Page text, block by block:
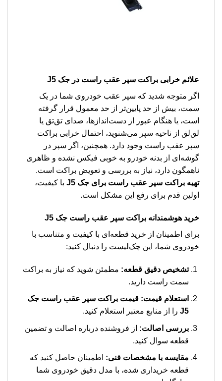
علائم خرابی براکت سپر عقب راست در جک J5
اگر متوجه شدید که سپر عقب خودروی شما در یک
سمت، بیش از حد پایین‌تر از حد معمول قرار گرفته
است، یا هنگام عبور از دست‌اندازها، صدای تق‌تق یا
لق‌لق از ناحیه سپر می‌شنوید، احتمال خرابی براکت
سپر عقب راست وجود دارد. همچنین، اگر سپر در
گوشه‌ای از بدنه خودرو به خوبی فیکس نشده و ظاهری
ناهمگون دارد، نیاز به بررسی و تعویض براکت است.
تهیه براکت سپر عقب راست برای جک J5
با کیفیت،
اولین قدم برای رفع این مشکل است.
خرید هوشمندانه براکت سپر عقب راست جک J5
برای اطمینان از خرید قطعه‌ای با کیفیت و متناسب با
خودروی شما، این چک‌لیست را دنبال کنید:
تشخیص دقیق قطعه: مطمئن شوید که نیاز به براکت
سمت راست دارید.
استعلام قیمت: قیمت براکت سپر عقب راست جک
J5را از منابع معتبر استعلام کنید.
بررسی اصالت: از فروشنده درباره اصالت و تضمین
قطعه سوال کنید.
مقایسه با مشخصات فنی: اطمینان حاصل کنید که
قطعه خریداری شده، با مدل دقیق خودروی شما